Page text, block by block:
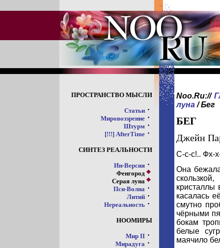
ПРОСТРАНСТВО МЫСЛИ
Статьи
Мировоззрение
Штурм
[!!!] AfterTime
СИНТЕЗ РЕАЛЬНОСТИ
Ин-Версия
Фенгород
Серая луна
Пси-Волна
Литий
Нереальность
НООМИРЫ
Мир II
Мирадуга
Noo.Ru://
луна /Бег
БЕГ
Джейн
С-с-с!.. Фх-
Она
кристаллы
касалась
смутно
чёрными
бокам
белые
маячило